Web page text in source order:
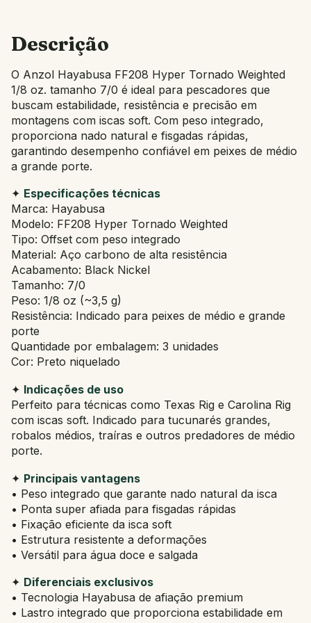
Descrição
O Anzol Hayabusa FF208 Hyper Tornado Weighted
1/8 oz. tamanho 7/0 é ideal para pescadores que
buscam estabilidade, resistência e precisão em
montagens com iscas soft. Com peso integrado,
proporciona nado natural e fisgadas rápidas,
garantindo desempenho confiável em peixes de médio
a grande porte.
✦ Especificações técnicas
Marca: Hayabusa
Modelo: FF208 Hyper Tornado Weighted
Tipo: Offset com peso integrado
Material: Aço carbono de alta resistência
Acabamento: Black Nickel
Tamanho: 7/0
Peso: 1/8 oz (~3,5 g)
Resistência: Indicado para peixes de médio e grande
porte
Quantidade por embalagem: 3 unidades
Cor: Preto niquelado
✦ Indicações de uso
Perfeito para técnicas como Texas Rig e Carolina Rig
com iscas soft. Indicado para tucunarés grandes,
robalos médios, traíras e outros predadores de médio
porte.
✦ Principais vantagens
• Peso integrado que garante nado natural da isca
• Ponta super afiada para fisgadas rápidas
• Fixação eficiente da isca soft
• Estrutura resistente a deformações
• Versátil para água doce e salgada
✦ Diferenciais exclusivos
• Tecnologia Hayabusa de afiação premium
• Lastro integrado que proporciona estabilidade em